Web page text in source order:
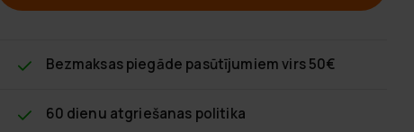
Bezmaksas piegāde pasūtījumiem virs 50€
60 dienu atgriešanas politika